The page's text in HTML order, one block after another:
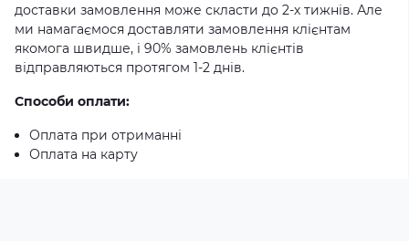
доставки замовлення може скласти до 2-х тижнів. Але
ми намагаємося доставляти замовлення клієнтам
якомога швидше, і 90% замовлень клієнтів
відправляються протягом 1-2 днів.
Способи оплати:
Оплата при отриманні
Оплата на карту